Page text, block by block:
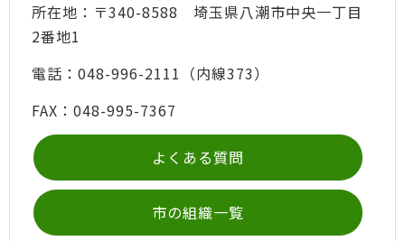
所在地：〒340-8588 埼玉県八潮市中央一丁目
2番地1
電話：048-996-2111（内線373）
FAX：048-995-7367
よくある質問
市の組織一覧